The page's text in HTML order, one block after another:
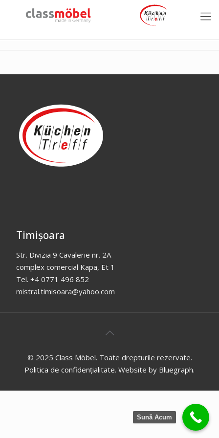
Timișoara
Str. Divizia 9 Cavalerie nr. 2A
complex comercial Kapa, Et 1
Tel. +4 0771 496 852
mistral.timisoara@yahoo.com
© 2025 Class Möbel. Toate drepturile rezervate.
Politica de confidențialitate. Website by Bluegraph.
Sună Acum